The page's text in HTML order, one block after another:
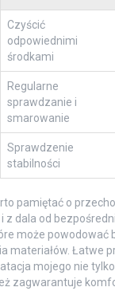
Czyścić
odpowiednimi
środkami
Regularne
sprawdzanie i
smarowanie
Sprawdzenie
stabilności
pamiętać o
z dala od
może powodować
materiałów. Łatwe
mojego nie
zagwarantuje